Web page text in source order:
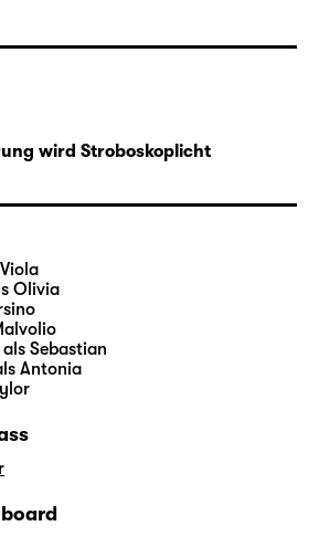
und
abertausender
und Spiel, doppelte
und die Uneindeutigkeit
und Gesehenem sind in
ähnlich alltäglich wie in
am Schauspiel
mit Motiven, der
etlichen Songs von
holt den elisabethanischen
Jetzt auf die Große
wird Stroboskoplicht
Olivia
als Sebastian
Antonia